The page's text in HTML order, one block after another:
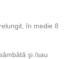
în medie 8
şi /sau